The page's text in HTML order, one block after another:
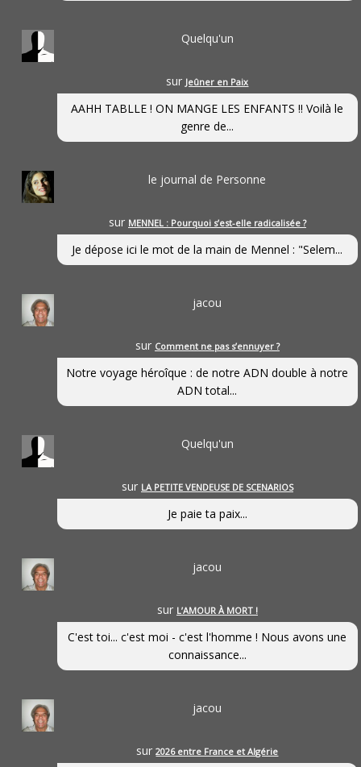
Quelqu'un
sur Jeûner en Paix
AAHH TABLLE ! ON MANGE LES ENFANTS !! Voilà le
genre de...
le journal de Personne
sur MENNEL : Pourquoi s’est-elle radicalisée ?
Je dépose ici le mot de la main de Mennel : "Selem...
jacou
sur Comment ne pas s’ennuyer ?
Notre voyage héroîque : de notre ADN double à notre
ADN total...
Quelqu'un
sur LA PETITE VENDEUSE DE SCENARIOS
Je paie ta paix...
jacou
sur L’AMOUR À MORT !
C'est toi... c'est moi - c'est l'homme ! Nous avons une
connaissance...
jacou
sur2026 entre France et Algérie